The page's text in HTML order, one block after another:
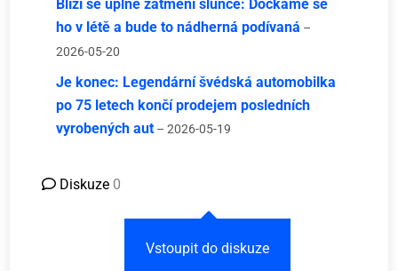
Blíží se úplné zatmění slunce: Dočkáme se
ho v létě a bude to nádherná podívaná –
2026-05-20
Je konec: Legendární švédská automobilka
po 75 letech končí prodejem posledních
vyrobených aut – 2026-05-19
Diskuze 0
Vstoupit do diskuze